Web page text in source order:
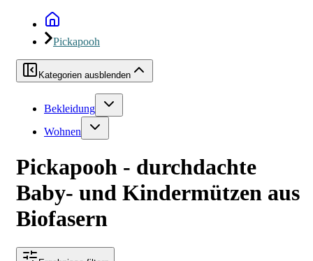
Pickapooh
Kategorien ausblenden
Bekleidung
Wohnen
Pickapooh - durchdachte
Baby- und Kindermützen aus
Biofasern